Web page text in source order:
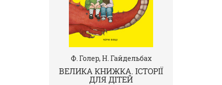
Ф. Голер, Н. Гайдельбах
ВЕЛИКА КНИЖКА. ІСТОРІЇ
ДЛЯ ДІТЕЙ